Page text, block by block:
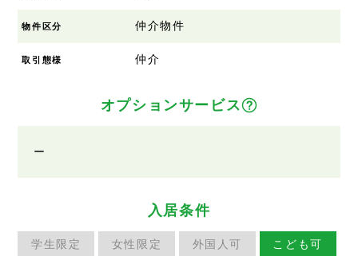
物件区分 仲介物件
取引態様 仲介
オプションサービス
ー
入居条件
学生限定 女性限定 外国人可 こども可